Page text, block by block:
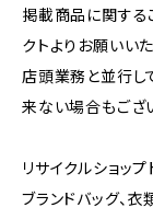
掲載商品に関する
クトよりお願いいた
店頭業務と並行し
来ない場合もござ
リサイクルショッ
ブランドバッグ、